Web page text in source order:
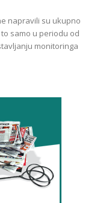
napravili su ukupno
samo u periodu od
monitoringa